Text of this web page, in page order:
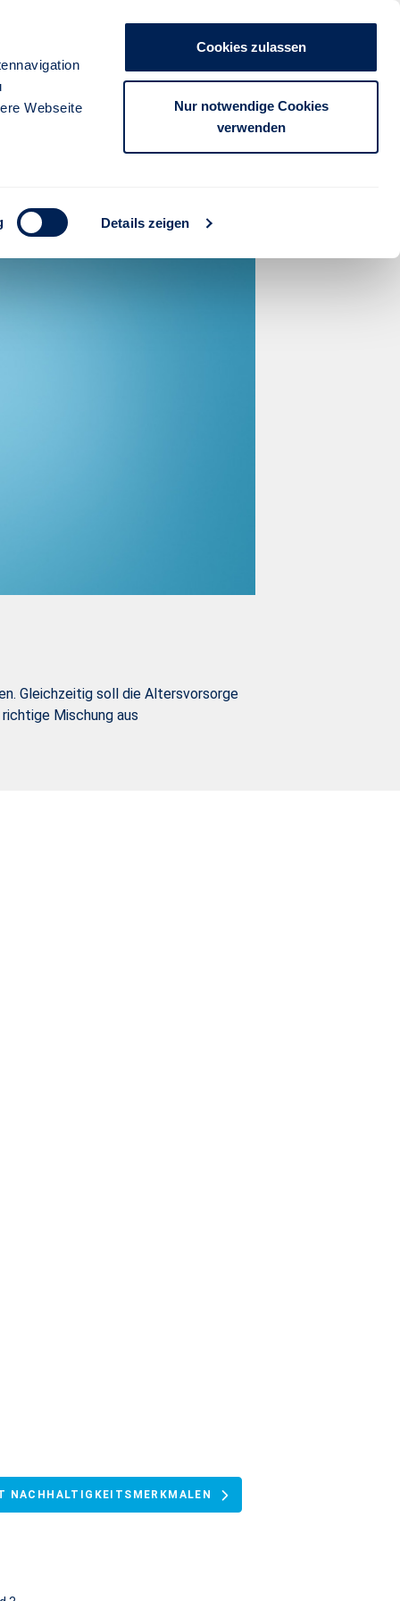
Webseite
Details zeigen
Cookies zulassen
Nur notwendige Cookies
verwenden
Unternehmen Presse Kontakt
FÜR PARTNER FÜR KUNDEN
Gleichzeitig soll die Altersvorsorge
Mischung aus
NACHHALTIGKEITSMERKMALEN